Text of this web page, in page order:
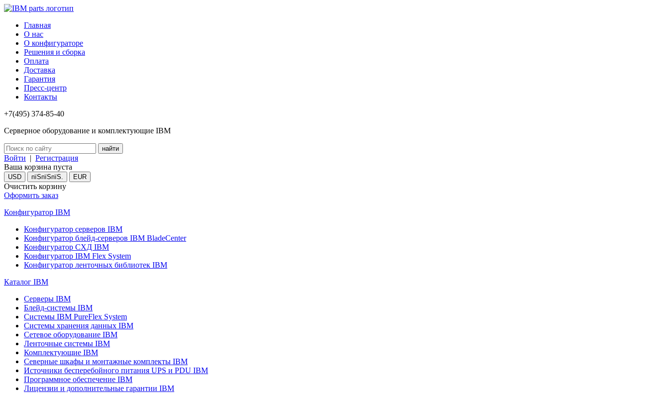
Главная
О нас
О конфигураторе
Решения и сборка
Оплата
Доставка
Гарантия
Пресс-центр
Контакты
+7(495) 374-85-40
Серверное оборудование и комплектующие IBM
Войти | Регистрация
Ваша корзина пуста
USD пїЅпїЅпїЅ. EUR
Очистить корзину
Оформить заказ
Конфигуратор IBM
Конфигуратор серверов IBM
Конфигуратор блейд-серверов IBM BladeCenter
Конфигуратор СХД IBM
Конфигуратор IBM Flex System
Конфигуратор ленточных библиотек IBM
Каталог IBM
Серверы IBM
Блейд-системы IBM
Системы IBM PureFlex System
Системы хранения данных IBM
Сетевое оборудование IBM
Ленточные системы IBM
Комплектующие IBM
Северные шкафы и монтажные комплекты IBM
Источники бесперебойного питания UPS и PDU IBM
Программное обеспечение IBM
Лицензии и дополнительные гарантии IBM